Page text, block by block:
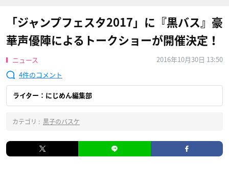
「ジャンプフェスタ2017」に『黒バス』豪
華声優陣によるトークショーが開催決定！
ニュース
2016年10月30日 13:50
4
ライター：にじめん編集部
カテゴリ : 黒子のバスケ